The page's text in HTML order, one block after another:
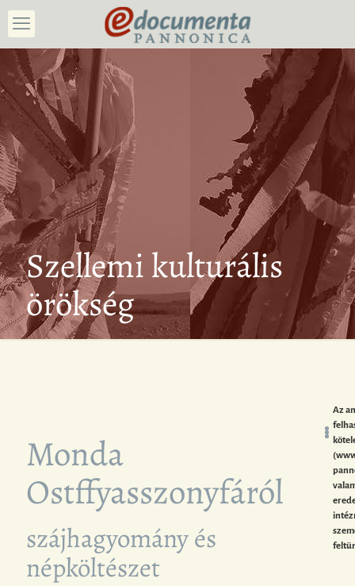
Szellemi kulturális
örökség
Monda
Ostffyasszonyfáról
szájhagyomány és
népköltészet
Az